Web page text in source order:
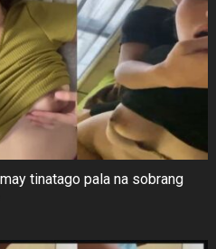
tinatago pala na sobrang